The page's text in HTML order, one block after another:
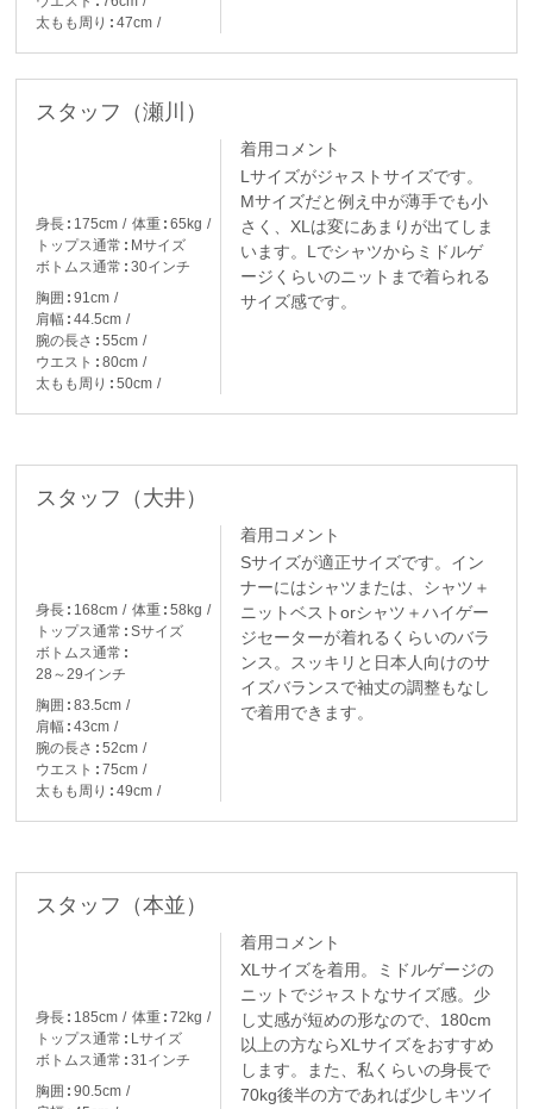
太もも周り
47cm
スタッフ（瀬川）
身長 175cm 体重
65kg
トップス通常
Mサイズ
ボトムス通常
30インチ
胸囲
91cm
肩幅
44.5cm
腕の長さ
55cm
ウエスト
80cm
太もも周り
50cm
着用コメント
Lサイズがジャストサイズです。
Mサイズだと例え中が薄手でも小
さく、XLは変にあまりが出てしま
います。Lでシャツからミドルゲ
ージくらいのニットまで着られる
サイズ感です。
スタッフ（大井）
身長 168cm 体重
58kg
トップス通常
Sサイズ
ボトムス通常
28～29インチ
胸囲
83.5cm
肩幅
43cm
腕の長さ
52cm
ウエスト
75cm
太もも周り
49cm
着用コメント
Sサイズが適正サイズです。イン
ナーにはシャツまたは、シャツ＋
ニットベストorシャツ＋ハイゲー
ジセーターが着れるくらいのバラ
ンス。スッキリと日本人向けのサ
イズバランスで袖丈の調整もなし
で着用できます。
スタッフ（本並）
身長 185cm 体重
72kg
トップス通常
Lサイズ
ボトムス通常
31インチ
胸囲
90.5cm
着用コメント
XLサイズを着用。ミドルゲージの
ニットでジャストなサイズ感。少
し丈感が短めの形なので、180cm
以上の方ならXLサイズをおすすめ
します。また、私くらいの身長で
70kg後半の方であれば少しキツイ